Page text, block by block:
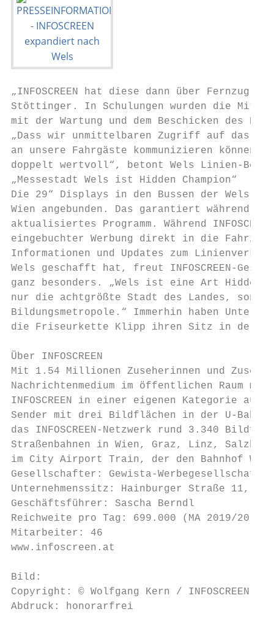
„INFOSCREEN hat diese dann über
Stöttinger. In Schulungen wurden die
mit der Wartung und dem Beschicken des
„Dass wir unmittelbaren Zugriff auf das
an unsere Fahrgäste kommunizieren können,
doppelt wertvoll“, betont Wels Linien-
„Messestadt Wels ist Hidden Champion“
Die 29“ Displays in den Bussen der Wels
Wien angebunden. Das garantiert während
aktualisiertes Programm. Während
eingebuchter Werbung direkt in die
Informationen und Updates zum
Wels geschafft hat, freut INFOSCREEN-
ganz besonders. „Wels ist eine Art
nur die achtgrößte Stadt des Landes,
Bildungsmetropole.“ Immerhin haben
die Friseurkette Klipp ihren Sitz in der
Über INFOSCREEN
Mit 1.54 Millionen Zuseherinnen und
Nachrichtenmedium im öffentlichen Raum
INFOSCREEN in einer eigenen Kategorie
Sender mit drei Bildflächen in der U-Bahn-
das INFOSCREEN-Netzwerk rund 3.340
Straßenbahnen in Wien, Graz, Linz,
im City Airport Train, der den Bahnhof
Gesellschafter: Gewista-Werbegesellschaft
Unternehmenssitz: Hainburger Straße 11,
Geschäftsführer: Sascha Berndl
Reichweite pro Tag: 699.000 (MA 2019/20)
Mitarbeiter: 46
www.infoscreen.at
Bild:
Copyright: © Wolfgang Kern / INFOSCREEN
Abdruck: honorarfrei